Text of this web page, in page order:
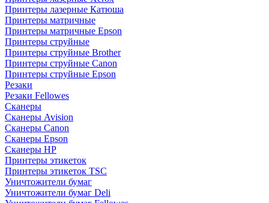
Принтеры лазерные Катюша
Принтеры матричные
Принтеры матричные Epson
Принтеры струйные
Принтеры струйные Brother
Принтеры струйные Canon
Принтеры струйные Epson
Резаки
Резаки Fellowes
Сканеры
Сканеры Avision
Сканеры Canon
Сканеры Epson
Сканеры HP
Принтеры этикеток
Принтеры этикеток TSC
Уничтожители бумаг
Уничтожители бумаг Deli